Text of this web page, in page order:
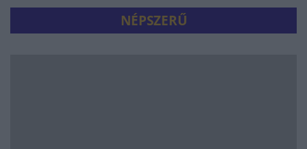
NÉPSZERŰ